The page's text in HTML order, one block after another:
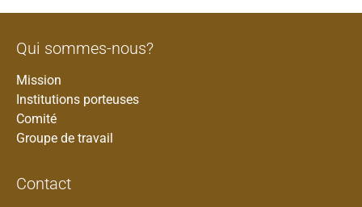
Qui sommes-nous?
Mission
Institutions porteuses
Comité
Groupe de travail
Contact